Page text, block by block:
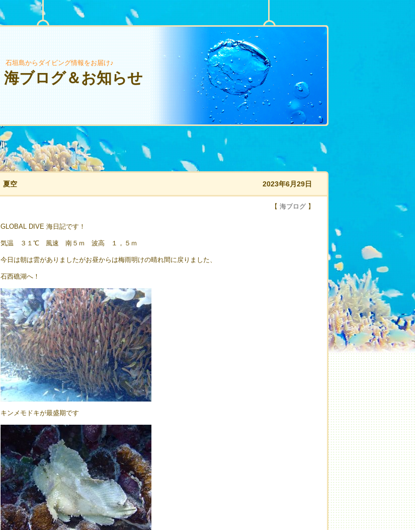
石垣島からダイビング情報をお届け♪
海ブログ＆お知らせ
夏空 2023年6月29日
【 海ブログ 】
GLOBAL DIVE 海日記です！
気温 ３１℃ 風速 南５ｍ 波高 １，５ｍ
今日は朝は雲がありましたがお昼からは梅雨明けの晴れ間に戻りました、
石西礁湖へ！
キンメモドキが最盛期です